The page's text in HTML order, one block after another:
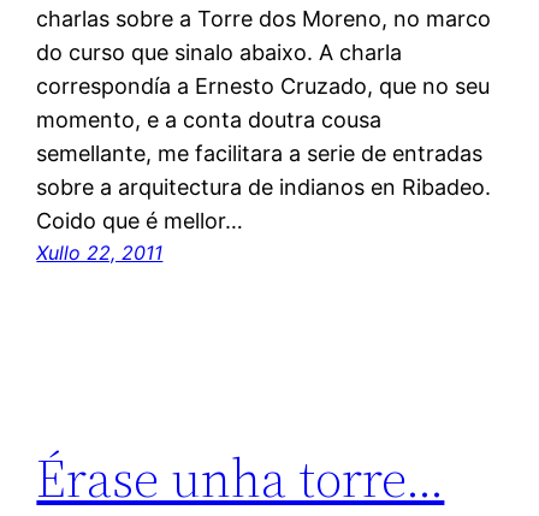
charlas sobre a Torre dos Moreno, no marco
do curso que sinalo abaixo. A charla
correspondía a Ernesto Cruzado, que no seu
momento, e a conta doutra cousa
semellante, me facilitara a serie de entradas
sobre a arquitectura de indianos en Ribadeo.
Coido que é mellor…
Xullo 22, 2011
Érase unha torre…